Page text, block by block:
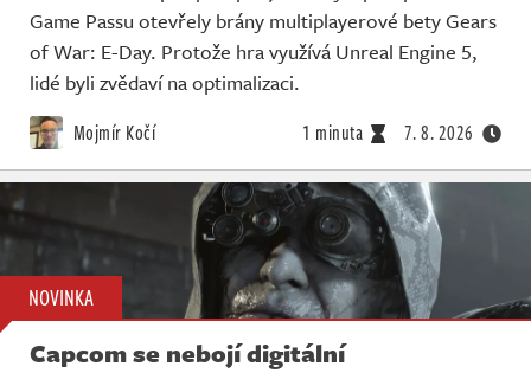
Game Passu otevřely brány multiplayerové bety Gears
of War: E-Day. Protože hra využívá Unreal Engine 5,
lidé byli zvědaví na optimalizaci.
Mojmír Kočí 1 minuta 7. 8. 2026
NOVINKA
Capcom se nebojí digitální